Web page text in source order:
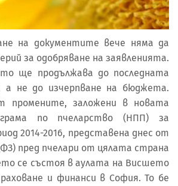
на документите вече няма да
за одобряване на заявленията.
ще продължава до последната
а не до изчерпване на бюджета.
промените, заложени в новата
по пчеларство (НПП) за
2014-2016, представена днес от
пред пчелари от цялата страна
се състоя в аулата на Висшето
и финанси в София. То бе